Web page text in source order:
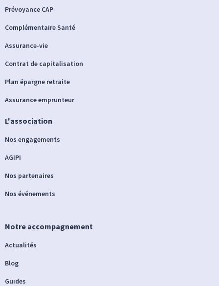
Prévoyance CAP
Complémentaire Santé
Assurance-vie
Contrat de capitalisation
Plan épargne retraite
Assurance emprunteur
L'association
Nos engagements
AGIPI
Nos partenaires
Nos événements
Notre accompagnement
Actualités
Blog
Guides